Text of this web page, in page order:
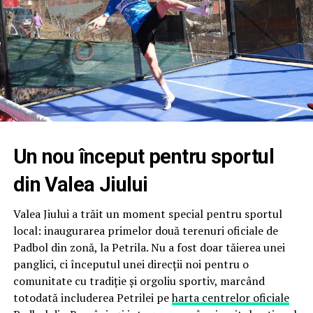
Marea finală a oferit publicului un spectacol de cel mai
înalt nivel, fiind disputată între cele două echipe ale
României, după un parcurs fără greșeală al ambelor
formații.
După un meci echilibrat și intens,Olivian Surugiu,
Victoraș Popescu și Mugurel Vrabies-au impus cu2-
1, devenindCampioni ai International Padbol Cup
Floris Stănculea, Adrian Cătrună și Daniel Matincă
încheiat competiția pe locul secund, cucerind titlul
remarcabil și după eliminarea principalilor favoriți ai
competiției.
Floris Stănculea, desemnat MVP-ul competiției
Performanțele României au fost completate de o
Un nou început pentru sportul
din Valea Jiului
Valea Jiului a trăit un moment special pentru sportul
local: inaugurarea primelor două terenuri oficiale de
Padbol din zonă, la Petrila. Nu a fost doar tăierea unei
panglici, ci începutul unei direcții noi pentru o
comunitate cu tradiție și orgoliu sportiv, marcând
totodată includerea Petrilei peharta centrelor oficiale